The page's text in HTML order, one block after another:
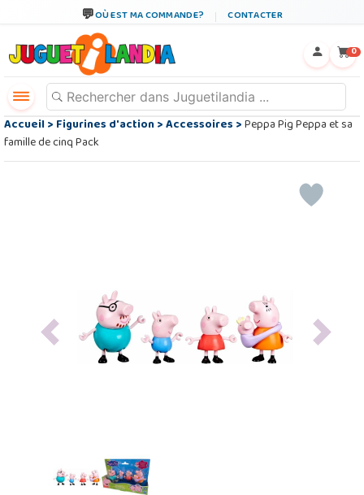
OÙ EST MA COMMANDE? CONTACTER
0
Accueil>Figurines d'action>Accessoires>Peppa Pig Peppa et sa
famille de cinq Pack
Previous Next